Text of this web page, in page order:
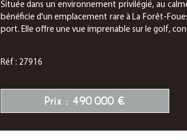
Située dans un environnement privilégié, au
bénéficie d'un emplacement rare à La Forêt-
port. Elle offre une vue imprenable sur le golf,
Réf : 27916
Prix : 490 000 €